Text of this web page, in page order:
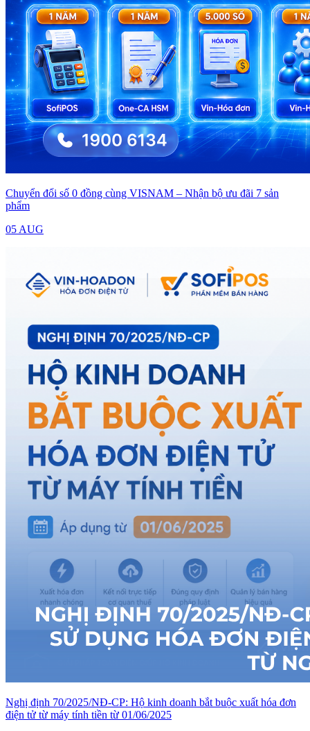
Chuyển đổi số 0 đồng cùng VISNAM – Nhận bộ ưu đãi 7 sản
phẩm
05 AUG
Nghị định 70/2025/NĐ-CP: Hộ kinh doanh bắt buộc xuất hóa đơn
điện tử từ máy tính tiền từ 01/06/2025